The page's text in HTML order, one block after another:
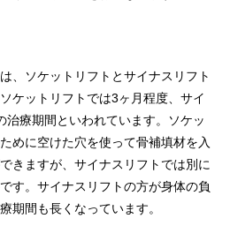
、ソケットリフトとサイナスリフト
ケットリフトでは3ヶ月程度、サイ
治療期間といわれています。ソケッ
めに空けた穴を使って骨補填材を入
きますが、サイナスリフトでは別に
す。サイナスリフトの方が身体の負
期間も長くなっています。